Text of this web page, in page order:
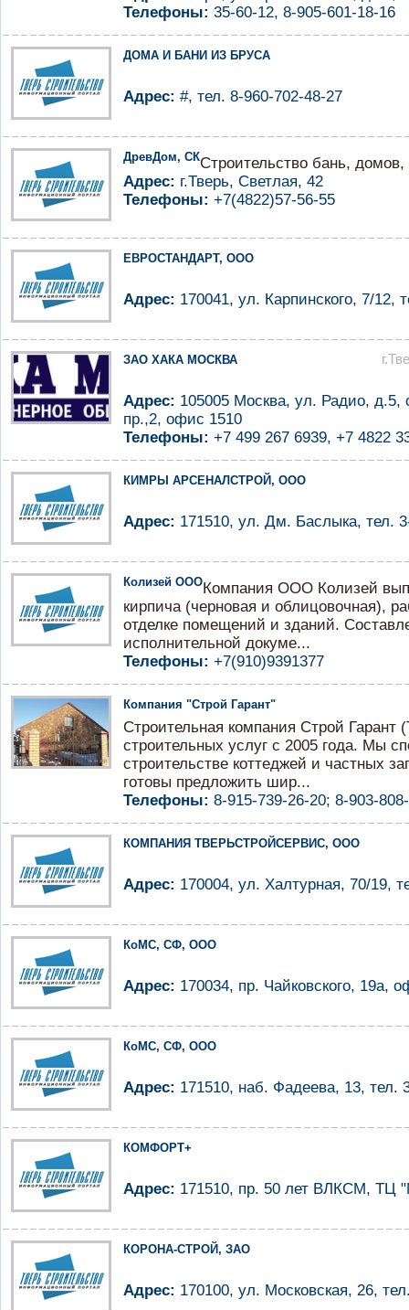
Телефоны: 35-60-12, 8-905-601-18-16
ДОМА И БАНИ ИЗ БРУСА
Адрес: #, тел. 8-960-702-48-27
ДревДом, СКCтроительство бань,
Адрес: г.Тверь, Светлая, 42
Телефоны: +7(4822)57-56-55
ЕВРОСТАНДАРТ, ООО
Адрес: 170041, ул. Карпинского, 7/12,
ЗАО ХАКА МОСКВА
Адрес: 105005 Москва, ул. Радио, д.5,
пр.,2, офис 1510
Телефоны: +7 499 267 6939, +7 4822
КИМРЫ АРСЕНАЛСТРОЙ, ООО
Адрес: 171510, ул. Дм. Баслыка, тел.
Колизей ОООКомпания ООО Колизей
кирпича (черновая и облицовочная),
отделке помещений и зданий.
исполнительной докуме...
Телефоны: +7(910)9391377
Компания "Строй Гарант"
Строительная компания Строй Гарант
строительных услуг с 2005 года. Мы
строительстве коттеджей и частных
готовы предложить шир...
Телефоны: 8-915-739-26-20; 8-903-
КОМПАНИЯ ТВЕРЬСТРОЙСЕРВИС, ООО
Адрес: 170004, ул. Халтурная, 70/19,
КоМС, СФ, ООО
Адрес: 170034, пр. Чайковского, 19а,
КоМС, СФ, ООО
Адрес: 171510, наб. Фадеева, 13, тел.
КОМФОРТ+
Адрес: 171510, пр. 50 лет ВЛКСМ, ТЦ
КОРОНА-СТРОЙ, ЗАО
Адрес: 170100, ул. Московская, 26,